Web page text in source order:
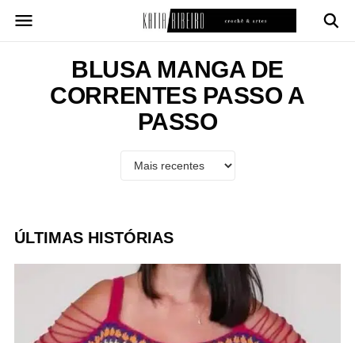
para
BLUSA MANGA DE
CORRENTES PASSO A
PASSO
ÚLTIMAS HISTÓRIAS